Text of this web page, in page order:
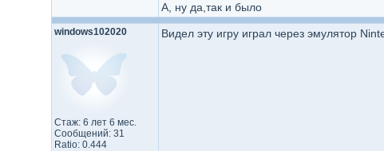
А, ну да,так и было
windows102020
Стаж: 6 лет 6 мес.
Сообщений: 31
Ratio: 0.444
Видел эту игру играл через эмулятор